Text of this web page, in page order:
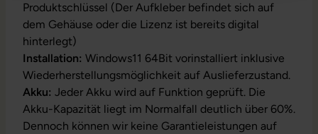
Produktschlüssel (Der Aufkleber befindet sich auf
dem Gehäuse oder die Lizenz ist bereits digital
hinterlegt)
Installation: Windows11 64Bit vorinstalliert inklusive
Wiederherstellungsmöglichkeit auf Auslieferzustand.
Akku: Jeder Akku wird auf Funktion geprüft. Die
Akku-Kapazität liegt im Normalfall deutlich über 60%.
Dennoch können wir keine Garantieleistungen auf